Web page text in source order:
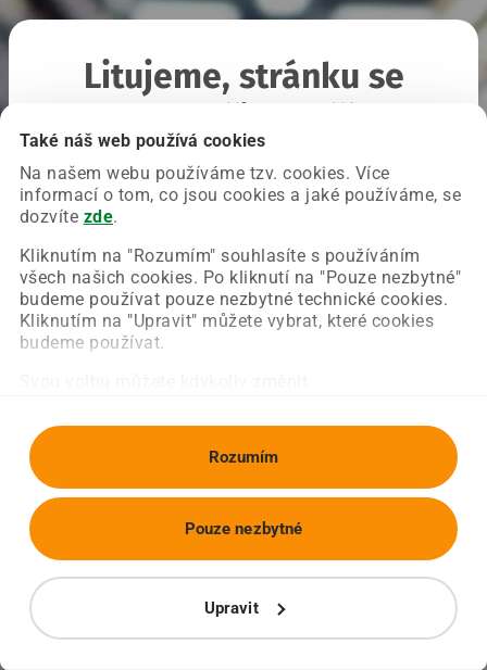
Také náš web používá cookies
Na našem webu používáme tzv. cookies. Více
informací o tom, co jsou cookies a jaké používáme, se
dozvíte zde.
Kliknutím na "Rozumím" souhlasíte s používáním
všech našich cookies. Po kliknutí na "Pouze nezbytné"
budeme používat pouze nezbytné technické cookies.
Kliknutím na "Upravit" můžete vybrat, které cookies
budeme používat.
Rozumím
Upravit
Pouze nezbytné
Litujeme, stránku se
Chyba nastala na naší straně a už ji opravujeme.
Zkuste prosím znovu načíst požadovanou stránku.
Obnovit stránku Úvodní strana